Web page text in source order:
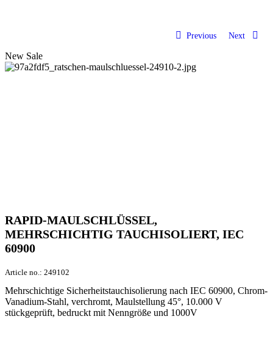
Previous Next
New Sale
RAPID-MAULSCHLÜSSEL,
MEHRSCHICHTIG TAUCHISOLIERT, IEC
60900
Article no.: 249102
Mehrschichtige Sicherheitstauchisolierung nach IEC 60900, Chrom-
Vanadium-Stahl, verchromt, Maulstellung 45°, 10.000 V
stückgeprüft, bedruckt mit Nenngröße und 1000V